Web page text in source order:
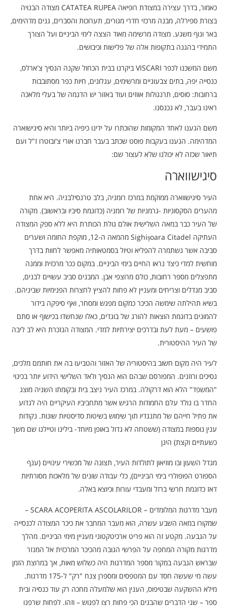
כאמור, בדרך עצירה במצודת רופיאה CATATEA RUPEA מצודה הבנויה
בצורת ספירלה, מבנה מרכזי חדרי מגורים, תערוכות והסברים, גנים מדהימים,
באר ונוף משגע. מצודה מרשימה מאוד הצצה לימי הביניים ועל הצורך
התמידי בהגנה בתקופות אלה של פלישות וכיבושים.
משם המשכנו לכפר VISCARI ביקרנו בבית הכחול שקנה הנסיך צ'ארלס,
כנסייה יפה, בתים צבעוניים ומרשימים, עגלונים, חיות כפר מסתובבות
ברחובות: סוסים, תרנגולות אווזים ועוד באזור יש הדגמה של בעלי מלאכה
ראינו בעבר, לא נכנסנו.
משם הגענו לאחד המקומות שהוכתרו על ידינו כיפיה ביותר והיא סיגישוארה
המדהימה. הגענו בעקבות פוסט שכתב בעבר חברנו אורי צ'ובוטרו ז"ל ועם
תיאור שכזה לא יכולנו שלא לעצור שם:
סיגישווארה
העיר סיגישווארה ממוקמת במרכז רומניה, בלב טרנסילבניה. היא אחת
מהערים הסקסוניות -גרמניות של רומניה (כדוגמת סיביו ובראשוב). מקורה
של העיר כבר במאה השלישית אולם גולת הכותרת היא ללא ספק המצודה
העתיקה Sighișoara Citadel מהמאה ה-12, מוקפת החומה ושערים
סביבה אשר נשתמרה להפליא וטיול בסמטאותיה מאפשר לחוות בדרך
מוחשית למדי כיצד נראו החיים בימי הביניים. במקום ככר מרכזית וממנה
מתפצלים מספר רחובות, כולם מרוצפי אבן. המבנים סביב עשויים לבנים,
סביב מגדלים וצריחים ומעניין לא פחות להציץ לחצרות הפנימיות שביניהם.
בשיא תהילתה שימשה הכיכר כמקום מפגש ומסחר, ואף סיפקה בידור
להמונים בדוגמת הוצאות להורג של בוגדים, כאלו שנחשדו בכישוף או סתם
פושעים – מעת לעת ובדרכים יצירתיות למדי. המצודה הנזכרת היא לב ליבה
של העיר ההיסטורית.
לעיר היה מקום חשוב בהיסטוריה של האזור והטביעו בה את חותמם מלכים,
נסיכים ורוזנים. המפורסם שבהם הוא הנסיך ולאד השלישי הידוע יותר בכינוי
"המשפד" הלא הוא דרקולה. במרכז העיר ניצב בית ובקומתו השניה מוצג
החדר בו נולד עלם החמודות הרגיש אשר מתחביביו העיקריים היה לגדוע
את פתיל חייהם של מתנגדיו תוך שימוש בשיטות סדיסטיות שונות. נקודות
ענין נוספות במצודה (ששטחה לא גדול באופן מיוחד- בילינו וטיילנו שם משך
כשעתיים וקצת) הינן
מגדל השעון ובו מוזיאון לתולדות העיר, תצוגה של מכשירי עינויים (ענף
הספורט הפופולרי בימי הביניים), כלי עבודה שונים של מלאכות מסורתיות
דאז כדוגמת חרשי ברזל ומעבדי עורות וכיוצא באלה.
מעבר מדרגות המלומדים – SCARA ACOPERITA ASCOLARILOR –
שמקורו במאה השבע עשרה, הוא מעבר המחבר את כיכר המצודה לכנסייה
על הגבעה. מקטע זה הוא פריט ארכיטקטוני מעניין מימי הביניים. מהלך
מדרגות מקורה המחפה על הפרשי הגובה מהכיכר המרכזית אל המנזר
שבראש הגבעה במקור מספר המדרגות היה כשלוש מאות, אך במרוצת הזמן
עשה מי שעשה חסד עם המטפסים ומספרן צנח "רק" ל-175 מדרגות.
מילא ההשקעה שבטיפוס, הענין הוא שלמעלה מחכה רק עוד כנסיה ובית
ספר – שני הדברים שהבנים הכי פחות רצו לפגוש – וזהו. לפחות שרפנו